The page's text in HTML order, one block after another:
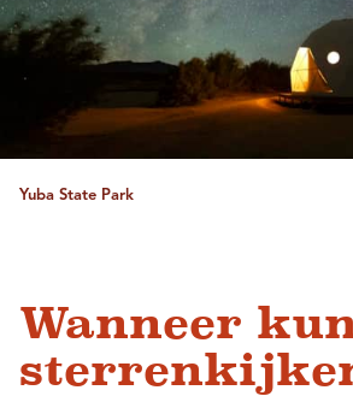
Yuba State Park
Wanneer